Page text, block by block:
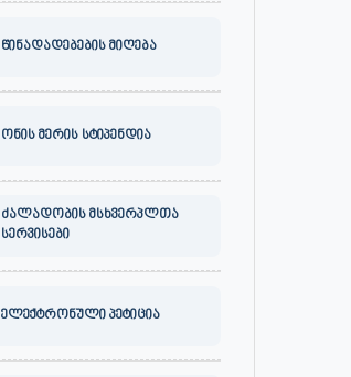
წინადადებების მიღება
ონის მერის სტიპენდია
ძალადობის მსხვერპლთა
სერვისები
ელექტრონული პეტიცია